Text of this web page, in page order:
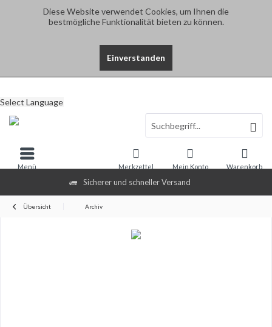
Diese Website verwendet Cookies, um Ihnen die
bestmögliche Funktionalität bieten zu können.
Einverstanden
Sicherer und schneller Versand
Select Language
Warenkorb
Merkzettel Mein Konto
Menü
Übersicht Archiv